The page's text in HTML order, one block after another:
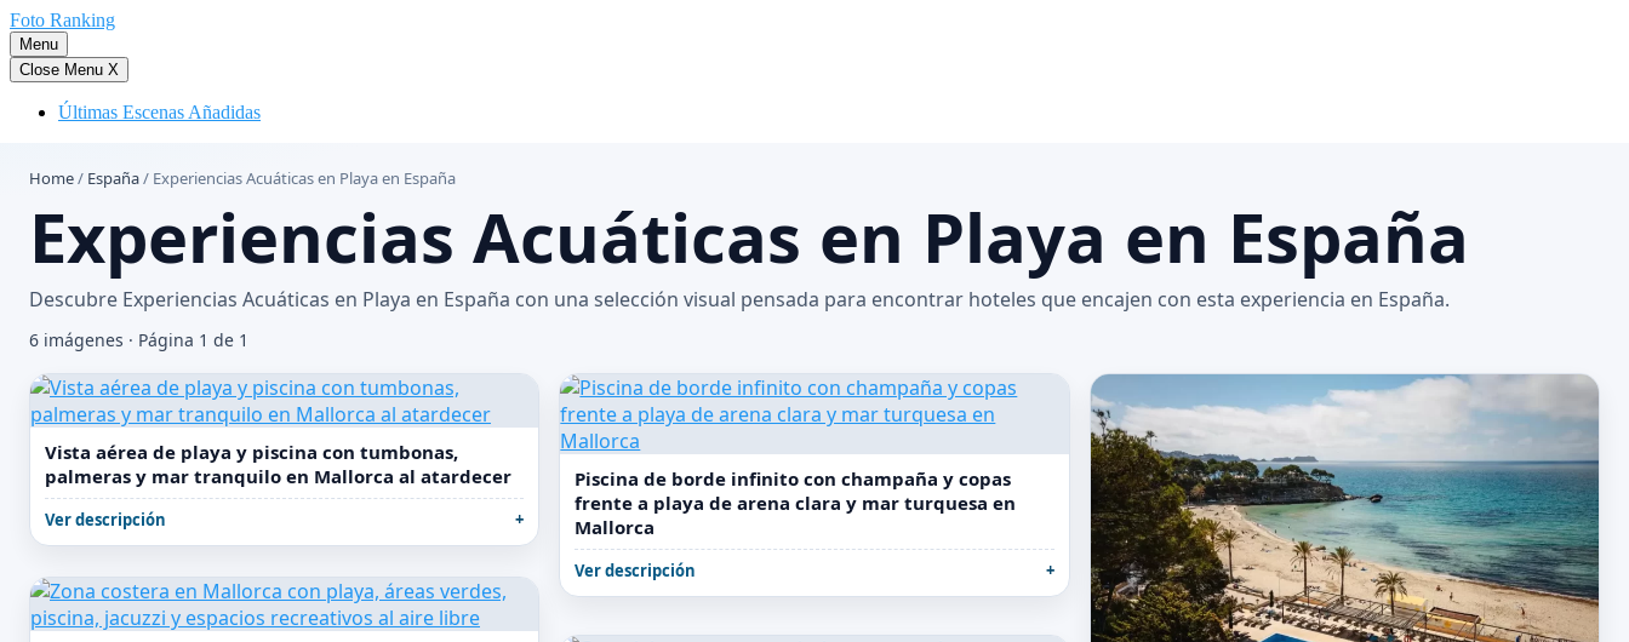
Saltar
al
contenido
Foto Ranking
Menu
Close Menu X
Últimas Escenas Añadidas
Home/ España/ Experiencias Acuáticas en Playa en España
Experiencias Acuáticas en Playa en España
Descubre Experiencias Acuáticas en Playa en España con una selección visual pensada para encontrar hoteles que encajen con esta experiencia en España.
6 imágenes · Página 1 de 1
Vista aérea de playa y piscina con tumbonas,
palmeras y mar tranquilo en Mallorca al atardecer
Ver descripción
Piscina de borde infinito con champaña y copas
frente a playa de arena clara y mar turquesa en
Mallorca
Ver descripción